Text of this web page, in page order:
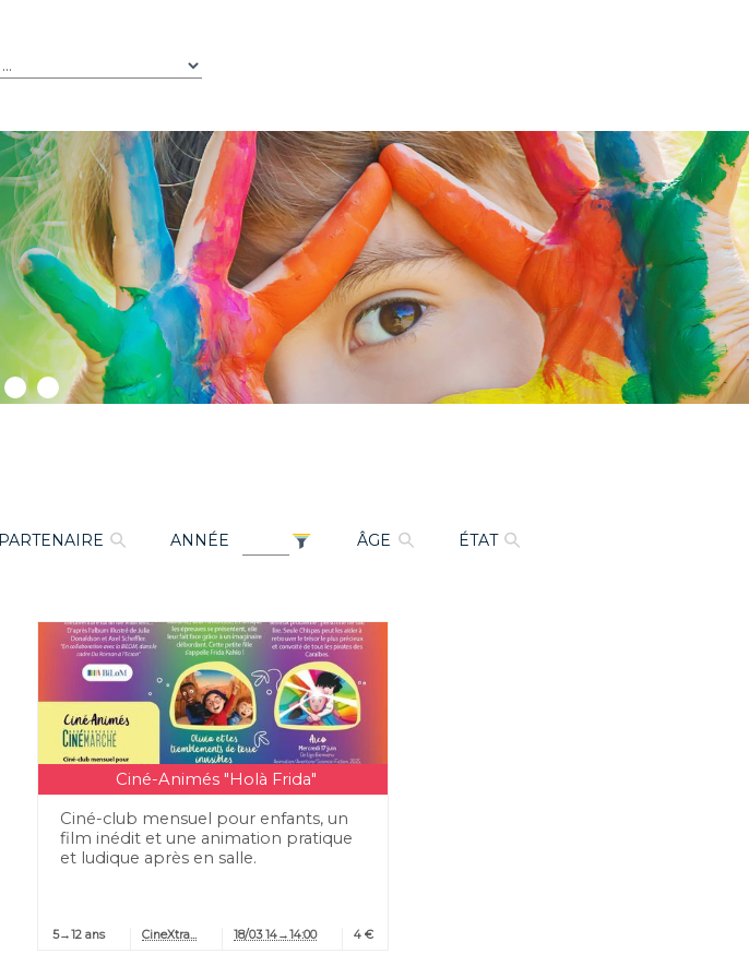
PARTENAIRE ANNÉE ÂGE ÉTAT
Ciné-Animés "Holà Frida"
Ciné-club mensuel pour enfants, un
film inédit et une animation pratique
et ludique après en salle.
5→12 ans CineXtra... 18/03 14→14:00 4 €